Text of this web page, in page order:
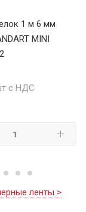
1 м 6 мм
MINI
с НДС
ленты >